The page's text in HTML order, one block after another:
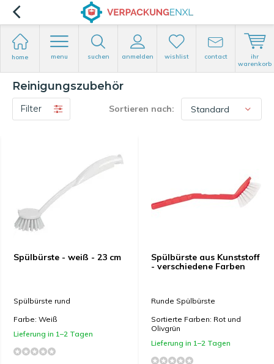
home menu suchen anmelden wishlist contact
ihr
warenkorb
Reinigungszubehör
Filter Sortieren nach:
Spülbürste - weiß - 23 cm
Spülbürste rund
Farbe: Weiß
Lieferung in 1–2 Tagen
Spülbürste aus Kunststoff
- verschiedene Farben
Runde Spülbürste
Sortierte Farben: Rot und
Olivgrün
Lieferung in 1–2 Tagen